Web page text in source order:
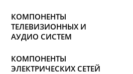
КОМПОНЕНТЫ
ТЕЛЕВИЗИОННЫХ И
АУДИО СИСТЕМ
КОМПОНЕНТЫ
ЭЛЕКТРИЧЕСКИХ СЕТЕЙ